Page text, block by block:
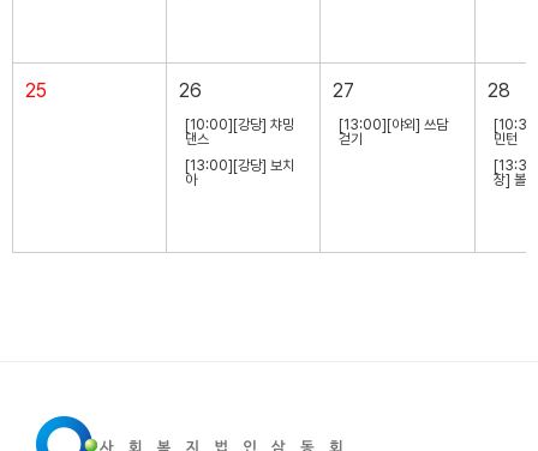
25 26
[10:00][강당] 챠밍
댄스
[13:00][강당] 보치
아
27
[13:00][야외] 쓰담
걷기
28
민턴
장] 볼링